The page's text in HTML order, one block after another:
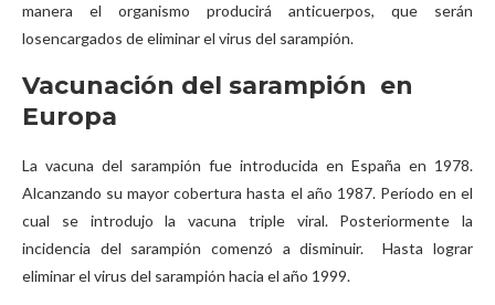
manera el organismo producirá anticuerpos, que serán
losencargados de eliminar el virus del sarampión.
Vacunación del sarampión en
Europa
La vacuna del sarampión fue introducida en España en 1978.
Alcanzando su mayor cobertura hasta el año 1987. Período en el
cual se introdujo la vacuna triple viral. Posteriormente la
incidencia del sarampión comenzó a disminuir. Hasta lograr
eliminar el virus del sarampión hacia el año 1999.